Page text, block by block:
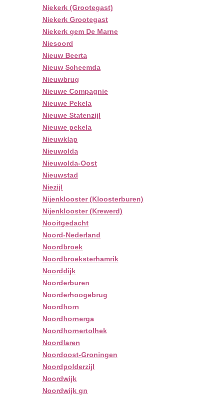
Niekerk (Grootegast)
Niekerk Grootegast
Niekerk gem De Marne
Niesoord
Nieuw Beerta
Nieuw Scheemda
Nieuwbrug
Nieuwe Compagnie
Nieuwe Pekela
Nieuwe Statenzijl
Nieuwe pekela
Nieuwklap
Nieuwolda
Nieuwolda-Oost
Nieuwstad
Niezijl
Nijenklooster (Kloosterburen)
Nijenklooster (Krewerd)
Nooitgedacht
Noord-Nederland
Noordbroek
Noordbroeksterhamrik
Noorddijk
Noorderburen
Noorderhoogebrug
Noordhorn
Noordhornerga
Noordhornertolhek
Noordlaren
Noordoost-Groningen
Noordpolderzijl
Noordwijk
Noordwijk gn